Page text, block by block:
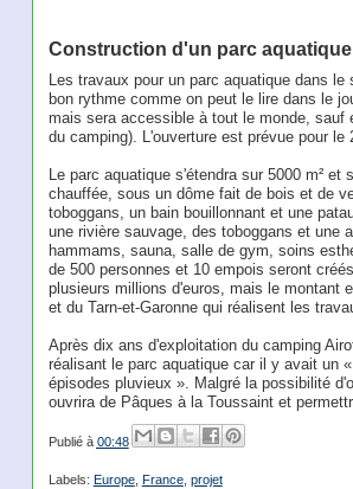
Construction d'un parc
Les travaux pour un parc aquatique dans
bon rythme comme on peut le lire dans le
mais sera accessible à tout le monde, sauf
du camping). L'ouverture est prévue pour le
Le parc aquatique s'étendra sur 5000 m²
chauffée, sous un dôme fait de bois et de
toboggans, un bain bouillonnant et une
une rivière sauvage, des toboggans et une
hammams, sauna, salle de gym, soins
de 500 personnes et 10 empois seront
plusieurs millions d'euros, mais le montant
et du Tarn-et-Garonne qui réalisent les
Après dix ans d'exploitation du camping
réalisant le parc aquatique car il y avait un
épisodes pluvieux ». Malgré la possibilité
ouvrira de Pâques à la Toussaint et
Publié à 00:48
Labels: Europe, France, projet